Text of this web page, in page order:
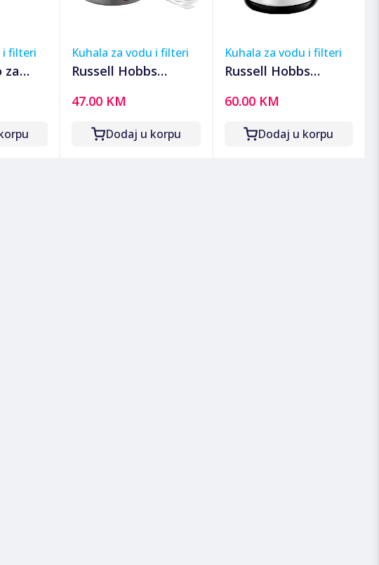
i filteri
za
-
Kuhala za vodu i filteri
Russell Hobbs
zapremina 0,85 lit.,
1000W - 23840-70
47.00 KM
Dodaj u korpu
Kuhala za vodu i filteri
Russell Hobbs
zapremina 1.7 l, 2200
W, My Breakfast -
60.00 KM
Dodaj u korpu